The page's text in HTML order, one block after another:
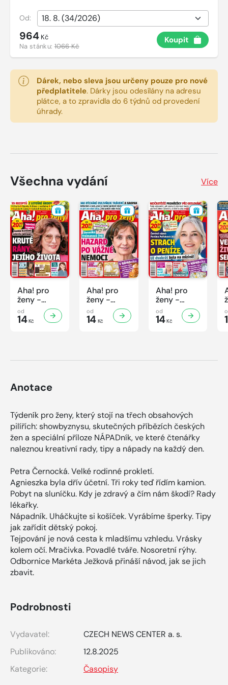
Od:
964 Kč
Na stánku:1066 Kč
Koupit
Dárek, nebo sleva jsou určeny pouze pro nové
předplatitele. Dárky jsou odesílány na adresu
plátce, a to zpravidla do 6 týdnů od provedení
úhrady.
Všechna vydání Více
Aha! pro
ženy -
32/2026
od
14Kč
Aha! pro
ženy -
31/2026
od
14Kč
Aha! pro
ženy -
30/2026
od
14Kč
Anotace
Týdeník pro ženy, který stojí na třech obsahových
pilířích: showbyznysu, skutečných příbězích českých
žen a speciální příloze NÁPADník, ve které čtenářky
naleznou kreativní rady, tipy a nápady na každý den.
Petra Černocká. Velké rodinné prokletí.
Agnieszka byla dřív účetní. Tři roky teď řídím kamion.
Pobyt na sluníčku. Kdy je zdravý a čím nám škodí? Rady
lékařky.
Nápadník. Uháčkujte si košíček. Vyrábíme šperky. Tipy
jak zařídit dětský pokoj.
Tejpování je nová cesta k mladšímu vzhledu. Vrásky
kolem očí. Mračivka. Povadlé tváře. Nosoretní rýhy.
Odbornice Markéta Ježková přináší návod, jak se jich
zbavit.
Podrobnosti
Vydavatel:
CZECH NEWS CENTER a. s.
Publikováno:
12.8.2025
Kategorie:
Časopisy